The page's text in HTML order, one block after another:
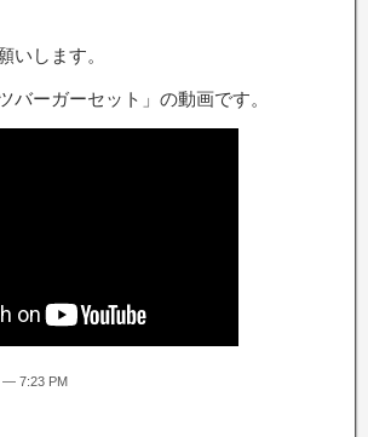
いします。
バーガーセット」の動画です。
— 7:23 PM